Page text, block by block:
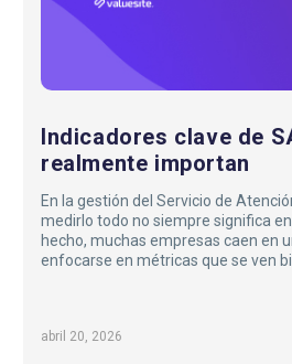
abril 20, 2026
Indicadores clave de
realmente importan
En la gestión del Servicio de
medirlo todo no siempre significa
hecho, muchas empresas caen en
enfocarse en métricas que se ven
cuáles realmente te ayudan a tomar